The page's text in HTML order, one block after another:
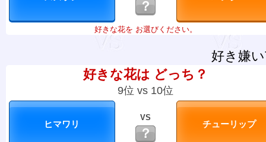
？
好きな花を お選びください。
好き嫌
好きな花は どっち？
9位 vs 10位
VS
？